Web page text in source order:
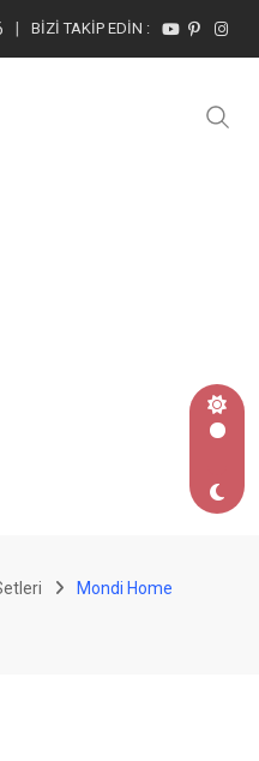
BIZI TAKIP EDIN :
Mondi Home